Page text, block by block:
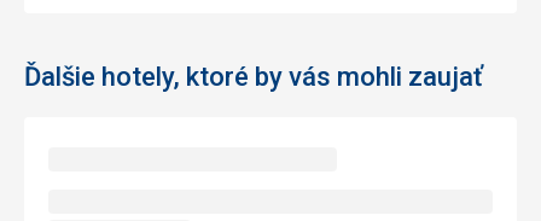
Ďalšie hotely, ktoré by vás mohli zaujať